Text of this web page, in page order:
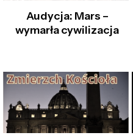
Audycja: Mars –
wymarła cywilizacja